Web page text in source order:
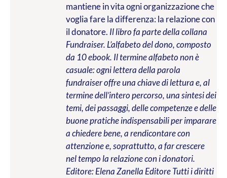
mantiene in vita ogni organizzazione che
voglia fare la differenza: la relazione con
il donatore. Il libro fa parte della collana
Fundraiser. L’alfabeto del dono, composto
da 10 ebook. Il termine alfabeto non è
casuale: ogni lettera della parola
fundraiser offre una chiave di lettura e, al
termine dell’intero percorso, una sintesi dei
temi, dei passaggi, delle competenze e delle
buone pratiche indispensabili per imparare
a chiedere bene, a rendicontare con
attenzione e, soprattutto, a far crescere
nel tempo la relazione con i donatori.
Editore: Elena Zanella EditoreTutti i diritti